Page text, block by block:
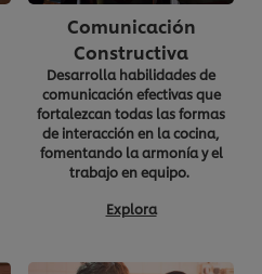
Comunicación
Constructiva
Desarrolla habilidades de
comunicación efectivas que
fortalezcan todas las formas
de interacción en la cocina,
fomentando la armonía y el
trabajo en equipo.
Explora